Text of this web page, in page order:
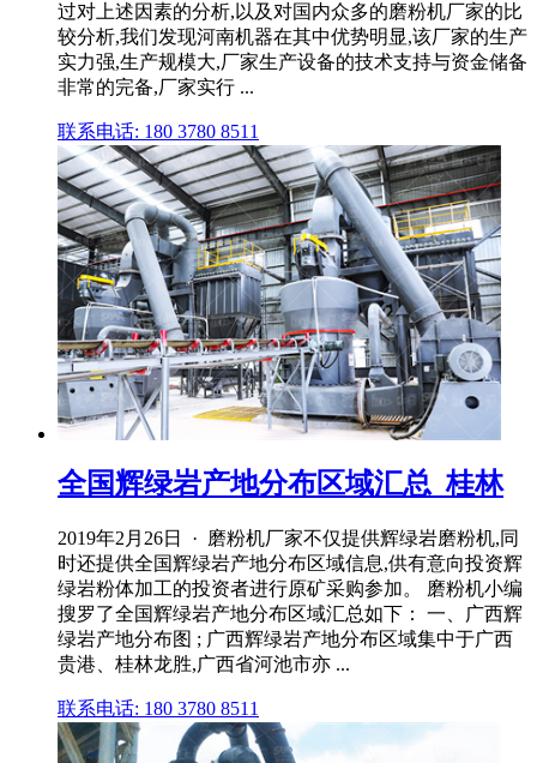
过对上述因素的分析,以及对国内众多的磨粉机厂家的比
较分析,我们发现河南机器在其中优势明显,该厂家的生产
实力强,生产规模大,厂家生产设备的技术支持与资金储备
非常的完备,厂家实行 ...
联系电话: 180 3780 8511
全国辉绿岩产地分布区域汇总_桂林
2019年2月26日 · 磨粉机厂家不仅提供辉绿岩磨粉机,同
时还提供全国辉绿岩产地分布区域信息,供有意向投资辉
绿岩粉体加工的投资者进行原矿采购参加。 磨粉机小编
搜罗了全国辉绿岩产地分布区域汇总如下： 一、广西辉
绿岩产地分布图 ; 广西辉绿岩产地分布区域集中于广西
贵港、桂林龙胜,广西省河池市亦 ...
联系电话: 180 3780 8511